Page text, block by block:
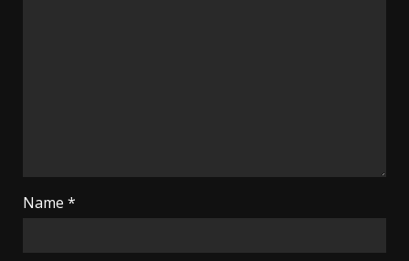
Name *